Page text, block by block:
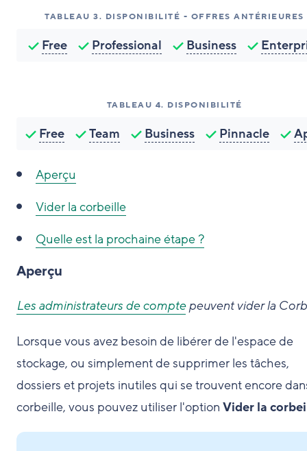
TABLEAU 3. DISPONIBILITÉ - OFFRES ANTÉRIEURES
Free Professional Business
TABLEAU 4. DISPONIBILITÉ
Free Team Business Pinnacle
Aperçu
Vider la corbeille
Quelle est la prochaine étape ?
Aperçu
Les administrateurs de comptepeuvent vider la
Lorsque vous avez besoin de libérer de l'espace de
stockage, ou simplement de supprimer les tâches,
dossiers et projets inutiles qui se trouvent encore
corbeille, vous pouvez utiliser l'option Vider la